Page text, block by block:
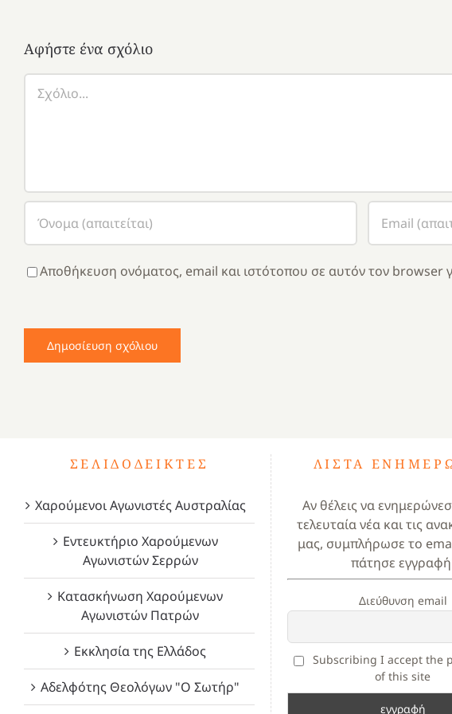
Αφήστε ένα σχόλιο
Αποθήκευση ονόματος, email και ιστότοπου σε αυτόν τον
ΣΕΛΙΔΟΔΕΊΚΤΕΣ
Χαρούμενοι Αγωνιστές Αυστραλίας
Εντευκτήριο Χαρούμενων
Αγωνιστών Σερρών
Κατασκήνωση Χαρούμενων
Αγωνιστών Πατρών
Εκκλησία της Ελλάδος
Αδελφότης Θεολόγων "Ο Σωτήρ"
ΛΊΣΤΑ
Αν θέλεις να
τελευταία νέα και τις
μας, συμπλήρωσε το
πάτησε
Διεύθυνση email
Subscribing I accept the
of this site